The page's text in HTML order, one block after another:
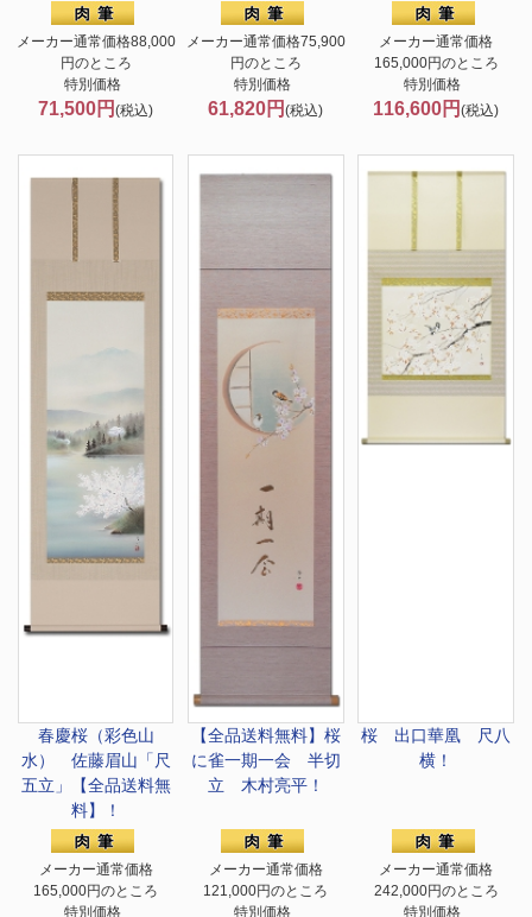
メーカー通常価格88,000
円のところ
特別価格
71,500円(税込)
メーカー通常価格75,900
円のところ
特別価格
61,820円(税込)
メーカー通常価格
165,000円のところ
特別価格
116,600円(税込)
春慶桜（彩色山
水） 佐藤眉山「尺
五立」【全品送料無
料】！
メーカー通常価格
165,000円のところ
特別価格
【全品送料無料】 桜
に雀一期一会 半切
立 木村亮平！
メーカー通常価格
121,000円のところ
特別価格
桜 出口華凰 尺八
横！
メーカー通常価格
242,000円のところ
特別価格